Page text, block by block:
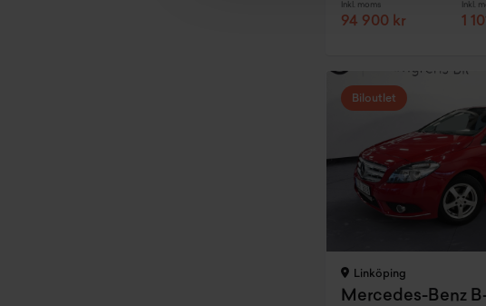
Inkl. moms
94 900 kr
Inkl.
1
Biloutlet
Linköping
Mercedes-Benz